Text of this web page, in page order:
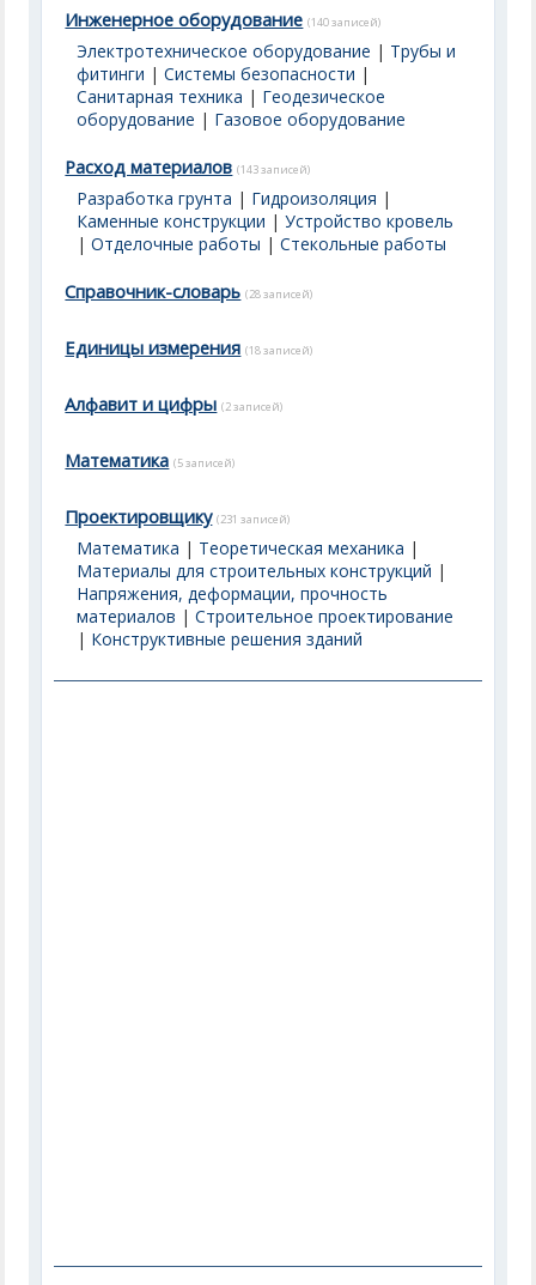
Инженерное оборудование (140 записей)
Электротехническое оборудование | Трубы и
фитинги |Системы безопасности |
Санитарная техника | Геодезическое
оборудование | Газовое оборудование
Расход материалов (143 записей)
Разработка грунта | Гидроизоляция |
Каменные конструкции |Устройство кровель
|Отделочные работы |Стекольные работы
Справочник-словарь (28 записей)
Единицы измерения (18 записей)
Алфавит и цифры (2 записей)
Математика (5 записей)
Проектировщику (231 записей)
Математика | Теоретическая механика |
Материалы для строительных конструкций |
Напряжения, деформации, прочность
материалов |Строительное проектирование
| Конструктивные решения зданий